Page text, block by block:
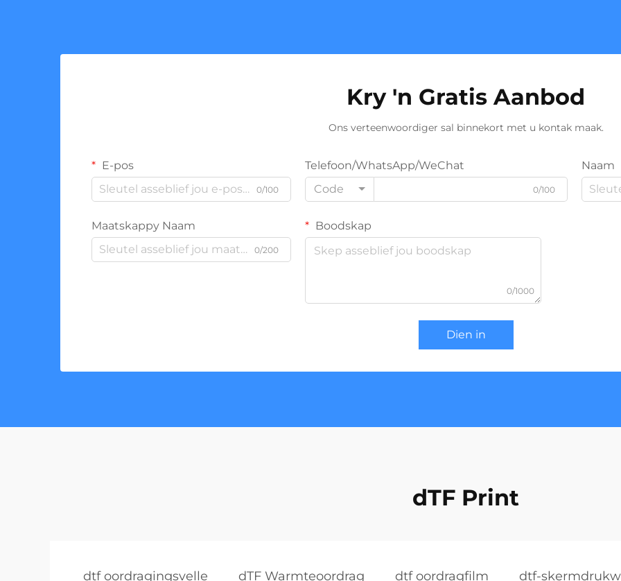
Kry 'n Gratis Aanbod
Ons verteenwoordiger sal binnekort met u kontak maak.
E-pos
0/100
Telefoon/WhatsApp/WeChat
Code
0/100
Naam
Maatskappy Naam
0/200
Boodskap
0/1000
Dien in
dTF Print
dtf oordragingsvelle dTF Warmteoordrag dtf oordragfilm dtf-